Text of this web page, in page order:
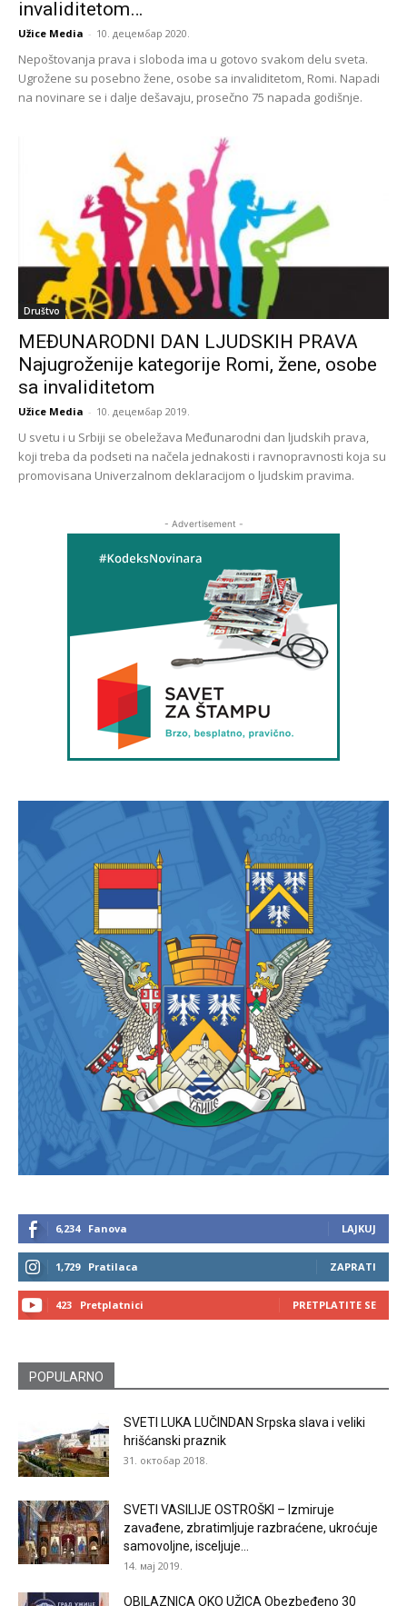
invaliditetom…
Užice Media - 10. децембар 2020.
Nepoštovanja prava i sloboda ima u gotovo svakom delu sveta.
Ugrožene su posebno žene, osobe sa invaliditetom, Romi. Napadi
na novinare se i dalje dešavaju, prosečno 75 napada godišnje.
Društvo
MEĐUNARODNI DAN LJUDSKIH PRAVA
Najugroženije kategorije Romi, žene, osobe
sa invaliditetom
Užice Media - 10. децембар 2019.
U svetu i u Srbiji se obeležava Međunarodni dan ljudskih prava,
koji treba da podseti na načela jednakosti i ravnopravnosti koja su
promovisana Univerzalnom deklaracijom o ljudskim pravima.
- Advertisement -
6,234 Fanova LAJKUJ
1,729 Pratilaca ZAPRATI
423 Pretplatnici PRETPLATITE SE
POPULARNO
SVETI LUKA LUČINDAN Srpska slava i veliki
hrišćanski praznik
31. октобар 2018.
SVETI VASILIJE OSTROŠKI – Izmiruje
zavađene, zbratimljuje razbraćene, ukroćuje
samovoljne, isceljuje...
14. мај 2019.
OBILAZNICA OKO UŽICA Obezbeđeno 30